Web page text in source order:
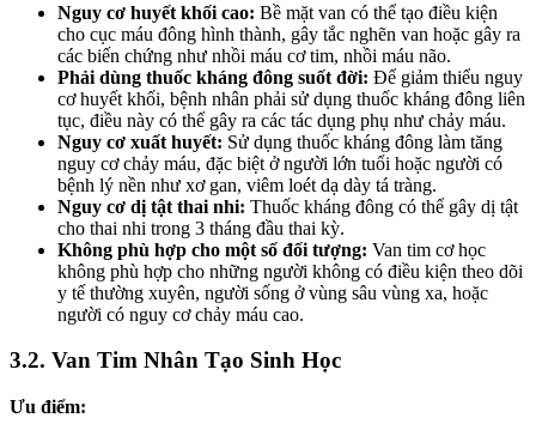
Nguy cơ huyết khối cao: Bề mặt van có thể tạo điều kiện
cho cục máu đông hình thành, gây tắc nghẽn van hoặc gây ra
các biến chứng như nhồi máu cơ tim, nhồi máu não.
Phải dùng thuốc kháng đông suốt đời: Để giảm thiểu nguy
cơ huyết khối, bệnh nhân phải sử dụng thuốc kháng đông liên
tục, điều này có thể gây ra các tác dụng phụ như chảy máu.
Nguy cơ xuất huyết: Sử dụng thuốc kháng đông làm tăng
nguy cơ chảy máu, đặc biệt ở người lớn tuổi hoặc người có
bệnh lý nền như xơ gan, viêm loét dạ dày tá tràng.
Nguy cơ dị tật thai nhi: Thuốc kháng đông có thể gây dị tật
cho thai nhi trong 3 tháng đầu thai kỳ.
Không phù hợp cho một số đối tượng: Van tim cơ học
không phù hợp cho những người không có điều kiện theo dõi
y tế thường xuyên, người sống ở vùng sâu vùng xa, hoặc
người có nguy cơ chảy máu cao.
3.2. Van Tim Nhân Tạo Sinh Học
Ưu điểm: